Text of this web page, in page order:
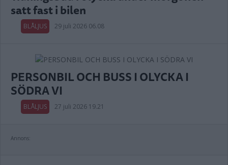
satt fast i bilen
BLÅLJUS 29 juli 2026 06.08
PERSONBIL OCH BUSS I OLYCKA I
SÖDRA VI
BLÅLJUS 27 juli 2026 19.21
Annons: